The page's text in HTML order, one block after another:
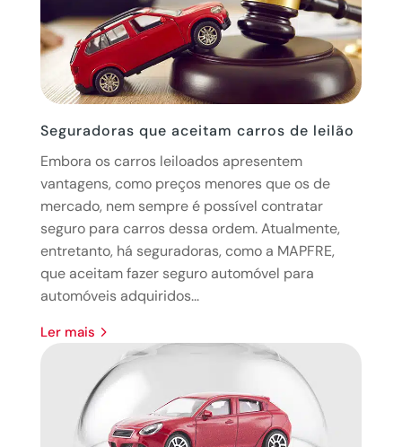
Seguradoras que aceitam carros de leilão
Embora os carros leiloados apresentem
vantagens, como preços menores que os de
mercado, nem sempre é possível contratar
seguro para carros dessa ordem. Atualmente,
entretanto, há seguradoras, como a MAPFRE,
que aceitam fazer seguro automóvel para
automóveis adquiridos...
ler mais